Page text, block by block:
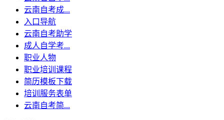
云南自考成...
入口导航
云南自考助学
成人自学考...
职业人物
职业培训课程
简历模板下载
培训服务表单
云南自考简...